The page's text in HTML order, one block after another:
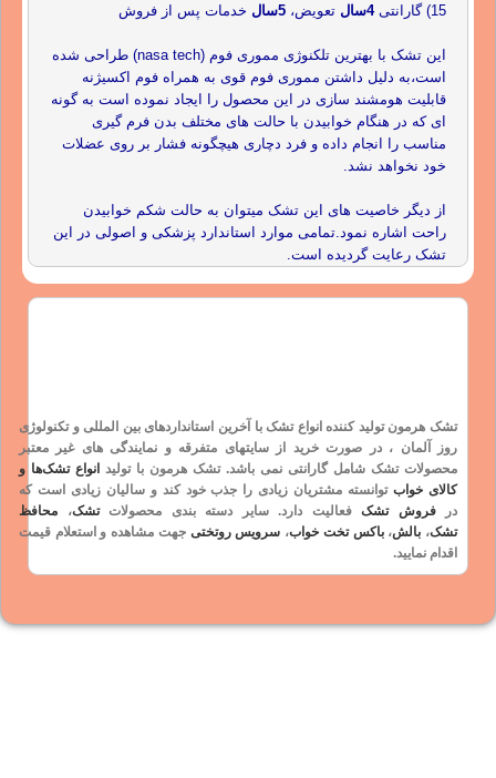
15) گارانتی
4سال تعویض، 5سال خدمات پس از فروش
این تشک با بهترین تلکنوژی مموری فوم (nasa tech) طراحی شده
است،به دلیل داشتن مموری فوم قوی به همراه فوم اکسیژنه
قابلیت هومشند سازی در این محصول را ایجاد نموده است به گونه
ای که در هنگام خوابیدن با حالت های مختلف بدن فرم گیری
مناسب را انجام داده و فرد دچاری هیچگونه فشار بر روی عضلات
خود نخواهد نشد.
از دیگر خاصیت های این تشک میتوان به حالت شکم خوابیدن
راحت اشاره نمود.تمامی موارد استاندارد پزشکی و اصولی در این
تشک رعایت گردیده است.
تشک هرمون تولید کننده انواع تشک با آخرین استانداردهای بین المللی وتکنولوژی
روز آلمان ، در صورت خرید از سایتهای متفرقه و نمایندگی های غیر معتبر
محصولات تشک شاملگارانتی نمی باشد. تشک هرمون با تولید انواع تشک‌ها و
کالای خوابتوانسته مشتریان زیادی را جذب خود کند و سالیان زیادی است که
درفروش تشک فعالیت دارد. سایر دسته بندی محصولاتتشک، محافظ
تشک، بالش،باکس تخت خواب، سرویس روتختی جهت مشاهده و استعلام قیمت
اقدام نمایید.